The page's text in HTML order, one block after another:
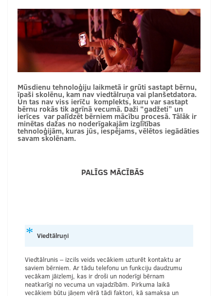
Mūsdienu tehnoloģiju laikmetā ir grūti sastapt bērnu,
īpaši skolēnu, kam nav viedtālruņa vai planšetdatora.
Un tas nav viss ierīču komplekts, kuru var sastapt
bērnu rokās tik agrīnā vecumā. Daži “gadžeti” un
ierīces var palīdzēt bērniem mācību procesā. Tālāk ir
minētas dažas no noderīgakajām izglītības
tehnoloģijām, kuras jūs, iespējams, vēlētos iegādāties
savam skolēnam.
PALĪGS MĀCĪBĀS
Viedtālruņi
Viedtālrunis – izcils veids vecākiem uzturēt kontaktu ar
saviem bērniem. Ar tādu telefonu un funkciju daudzumu
vecākam jāizlemj, kas ir droši un noderīgi bērnam
neatkarīgi no vecuma un vajadzībām. Pirkuma laikā
vecākiem būtu jāņem vērā tādi faktori, kā samaksa un